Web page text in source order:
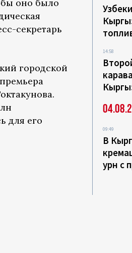
оно было
секретарь
городской
для его
14:58
09:49
В
урн с